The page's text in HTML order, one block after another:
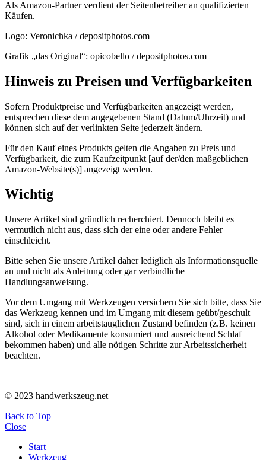
Als Amazon-Partner verdient der Seitenbetreiber an qualifizierten
Käufen.
Logo: Veronichka / depositphotos.com
Grafik „das Original“: opicobello / depositphotos.com
Hinweis zu Preisen und Verfügbarkeiten
Sofern Produktpreise und Verfügbarkeiten angezeigt werden,
entsprechen diese dem angegebenen Stand (Datum/Uhrzeit) und
können sich auf der verlinkten Seite jederzeit ändern.
Für den Kauf eines Produkts gelten die Angaben zu Preis und
Verfügbarkeit, die zum Kaufzeitpunkt [auf der/den maßgeblichen
Amazon-Website(s)] angezeigt werden.
Wichtig
Unsere Artikel sind gründlich recherchiert. Dennoch bleibt es
vermutlich nicht aus, dass sich der eine oder andere Fehler
einschleicht.
Bitte sehen Sie unsere Artikel daher lediglich als Informationsquelle
an und nicht als Anleitung oder gar verbindliche
Handlungsanweisung.
Vor dem Umgang mit Werkzeugen versichern Sie sich bitte, dass Sie
das Werkzeug kennen und im Umgang mit diesem geübt/geschult
sind, sich in einem arbeitstauglichen Zustand befinden (z.B. keinen
Alkohol oder Medikamente konsumiert und ausreichend Schlaf
bekommen haben) und alle nötigen Schritte zur Arbeitssicherheit
beachten.
© 2023 handwerkszeug.net
Back to Top
Close
Start
Werkzeug